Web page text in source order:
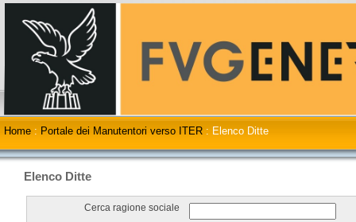
Home : Portale dei Manutentori verso ITER : Elenco Ditte
Elenco Ditte
Cerca ragione sociale